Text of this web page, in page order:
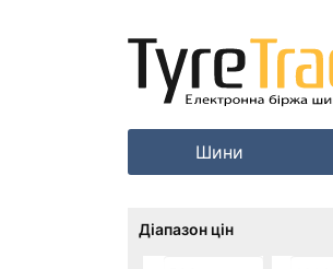
Шини
Діапазон цін